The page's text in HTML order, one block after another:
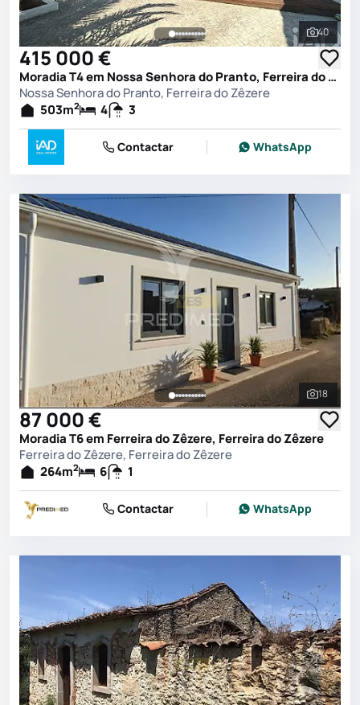
Ver
40
415 000 €
Moradia T4 em Nossa Senhora do Pranto, Ferreira do Zêzere
Nossa Senhora do Pranto, Ferreira do Zêzere
503m2 4 3
Contactar WhatsApp
Ver
18
87 000 €
Moradia T6 em Ferreira do Zêzere, Ferreira do Zêzere
Ferreira do Zêzere, Ferreira do Zêzere
264m2 6 1
Contactar WhatsApp